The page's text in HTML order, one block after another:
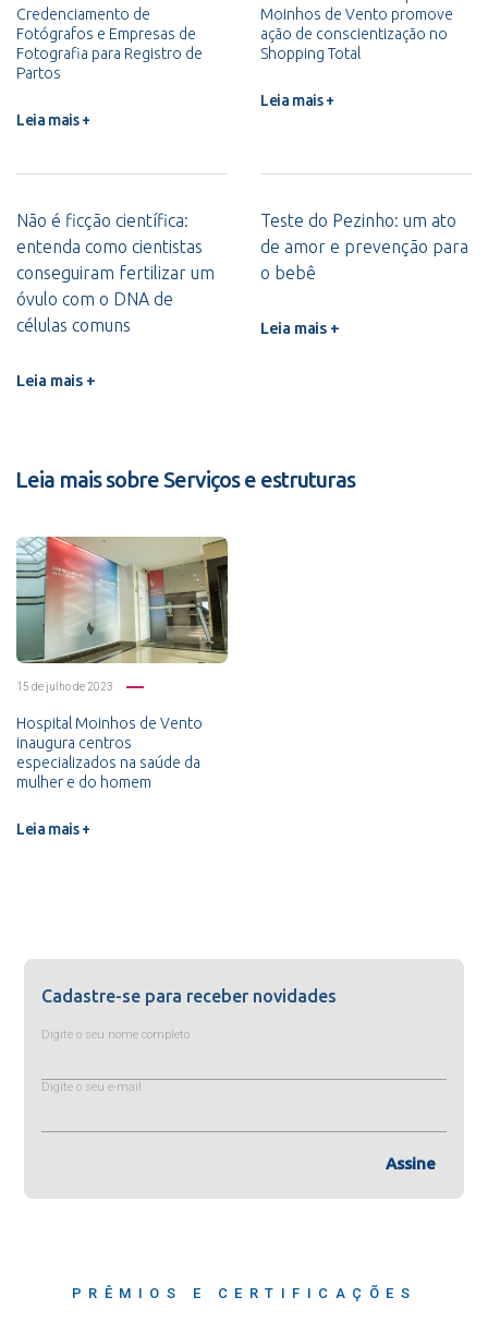
Credenciamento de
Fotógrafos e Empresas de
Fotografia para Registro de
Partos
Leia mais +
Moinhos de Vento promove
ação de conscientização no
Shopping Total
Leia mais +
Não é ficção científica:
entenda como cientistas
conseguiram fertilizar um
óvulo com o DNA de
células comuns
Leia mais +
Teste do Pezinho: um ato
de amor e prevenção para
o bebê
Leia mais +
Leia mais sobre Serviços e estruturas
15 de julho de 2023
Hospital Moinhos de Vento
inaugura centros
especializados na saúde da
mulher e do homem
Leia mais +
Cadastre-se para receber novidades
Digite o seu nome completo
Digite o seu e-mail
Assine
PRÊMIOS E CERTIFICAÇÕES